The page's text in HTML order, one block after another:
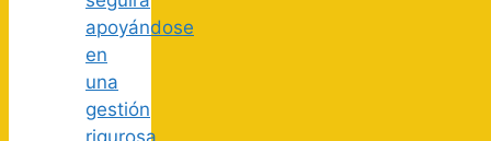
apoyándose
en
una
gestión
rigurosa,